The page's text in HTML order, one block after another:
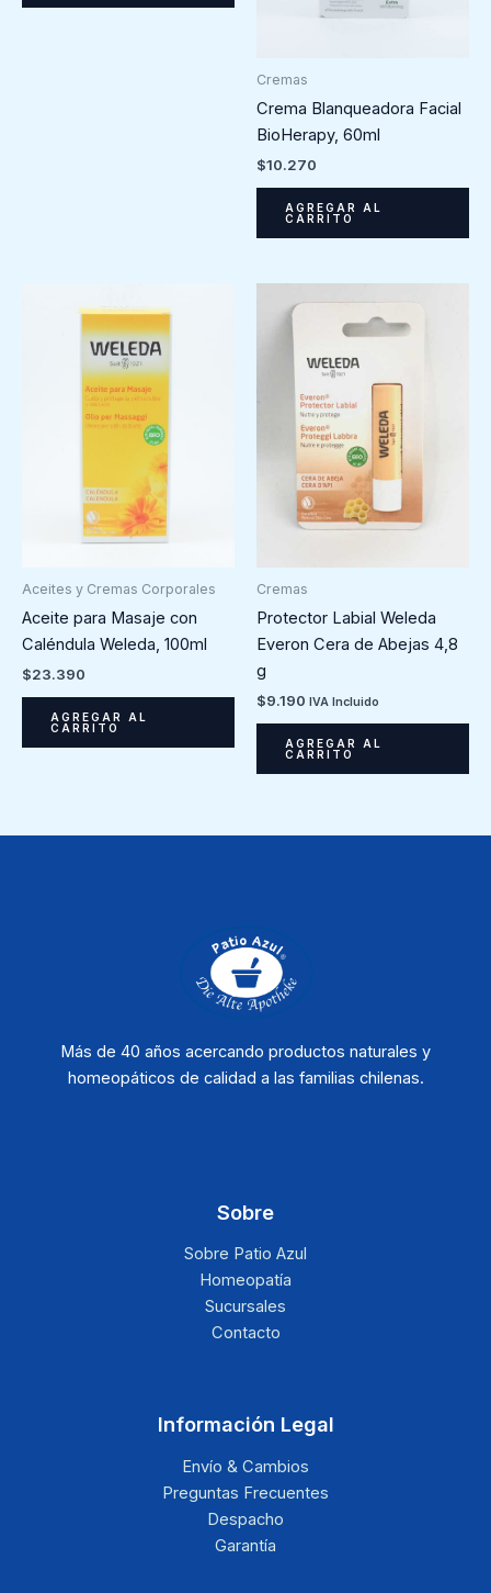
Cremas
Crema Blanqueadora Facial
BioHerapy, 60ml
$10.270
AGREGAR AL
CARRITO
Aceites y Cremas Corporales
Aceite para Masaje con
Caléndula Weleda, 100ml
$23.390
AGREGAR AL
CARRITO
Cremas
Protector Labial Weleda
Everon Cera de Abejas 4,8
g
$9.190 IVA Incluido
AGREGAR AL
CARRITO
Más de 40 años acercando productos naturales y
homeopáticos de calidad a las familias chilenas.
Sobre
Sobre Patio Azul
Homeopatía
Sucursales
Contacto
Información Legal
Envío & Cambios
Preguntas Frecuentes
Despacho
Garantía